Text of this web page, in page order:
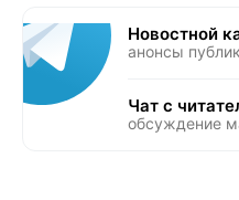
Новостной
анонсы
Чат с
обсуждение